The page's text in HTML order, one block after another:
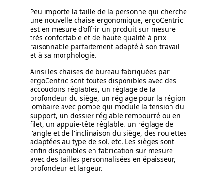
Peu importe la taille de la personne qui cherche
une nouvelle chaise ergonomique, ergoCentric
est en mesure d’offrir un produit sur mesure
très confortable et de haute qualité à prix
raisonnable parfaitement adapté à son travail
et à sa morphologie.
Ainsi les chaises de bureau fabriquées par
ergoCentric sont toutes disponibles avec des
accoudoirs réglables, un réglage de la
profondeur du siège, un réglage pour la région
lombaire avec pompe qui module la tension du
support, un dossier réglable rembourré ou en
filet, un appuie-tête réglable, un réglage de
l'angle et de l'inclinaison du siège, des roulettes
adaptées au type de sol, etc. Les sièges sont
enfin disponibles en fabrication sur mesure
avec des tailles personnalisées en épaisseur,
profondeur et largeur.